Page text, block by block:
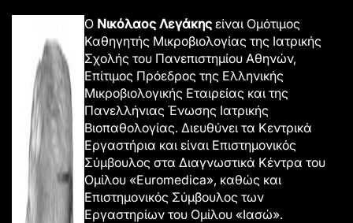
Ο Νικόλαος Λεγάκης είναι Ομότιμος
Καθηγητής Μικροβιολογίας της Ιατρικής
Σχολής του Πανεπιστημίου Αθηνών,
Επίτιμος Πρόεδρος της Ελληνικής
Μικροβιολογικής Εταιρείας και της
Πανελλήνιας Ένωσης Ιατρικής
Βιοπαθολογίας. Διευθύνει τα Κεντρικά
Εργαστήρια και είναι Επιστημονικός
Σύμβουλος στα Διαγνωστικά Κέντρα του
Ομίλου «Euromedica», καθώς και
Επιστημονικός Σύμβουλος των
Εργαστηρίων του Ομίλου «Ιασώ».